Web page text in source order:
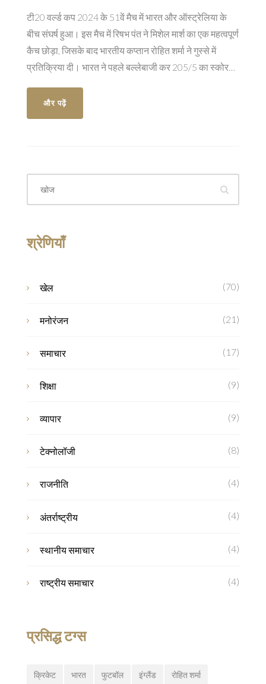
टी20 वर्ल्ड कप 2024 के 51वें मैच में भारत और ऑस्ट्रेलिया के
बीच संघर्ष हुआ। इस मैच में रिषभ पंत ने मिशेल मार्श का एक महत्वपूर्ण
कैच छोड़ा, जिसके बाद भारतीय कप्तान रोहित शर्मा ने गुस्से में
प्रतिक्रिया दी। भारत ने पहले बल्लेबाजी कर 205/5 का स्कोर
और पढ़ें
श्रेणियाँ
खेल (70)
मनोरंजन (21)
समाचार (17)
शिक्षा (9)
व्यापार (9)
टेक्नोलॉजी (8)
राजनीति (4)
अंतर्राष्ट्रीय (4)
स्थानीय समाचार (4)
राष्ट्रीय समाचार (4)
प्रसिद्ध टग्स
क्रिकेट भारत फुटबॉल इंग्लैंड रोहित शर्मा